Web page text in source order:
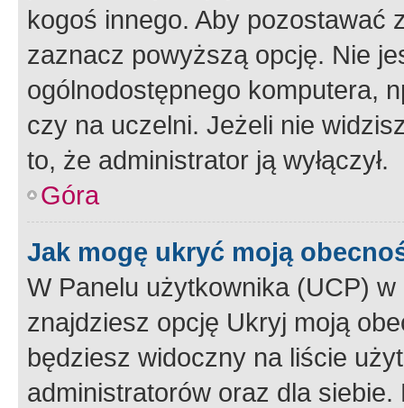
kogoś innego. Aby pozostawać
zaznacz powyższą opcję. Nie
ogólnodostępnego komputera,
czy na uczelni. Jeżeli nie
to, że administrator ją wyłączył.
Góra
Jak mogę ukryć moją
W Panelu użytkownika (UCP) w
znajdziesz opcję Ukryj moją
będziesz widoczny na liście
administratorów oraz dla